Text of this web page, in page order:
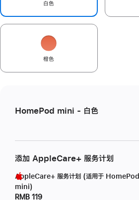
白色
橙色
HomePod mini - 白色
添加 AppleCare+ 服务计划
AppleCare+ 服务计划 (适用于 HomePod
mini)
RMB 119